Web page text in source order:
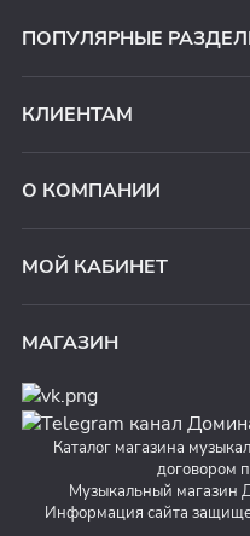
ПОПУЛЯРНЫЕ
КЛИЕНТАМ
О КОМПАНИИ
МОЙ КАБИНЕТ
МАГАЗИН
Каталог магазина
договором
Музыкальный
Информация сайта